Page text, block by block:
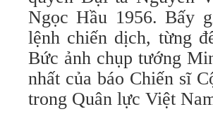
Ngọc Hầu 1956. Bấy
lệnh chiến dịch, từng
Bức ảnh chụp tướng
nhất của báo Chiến sĩ
trong Quân lực Việt